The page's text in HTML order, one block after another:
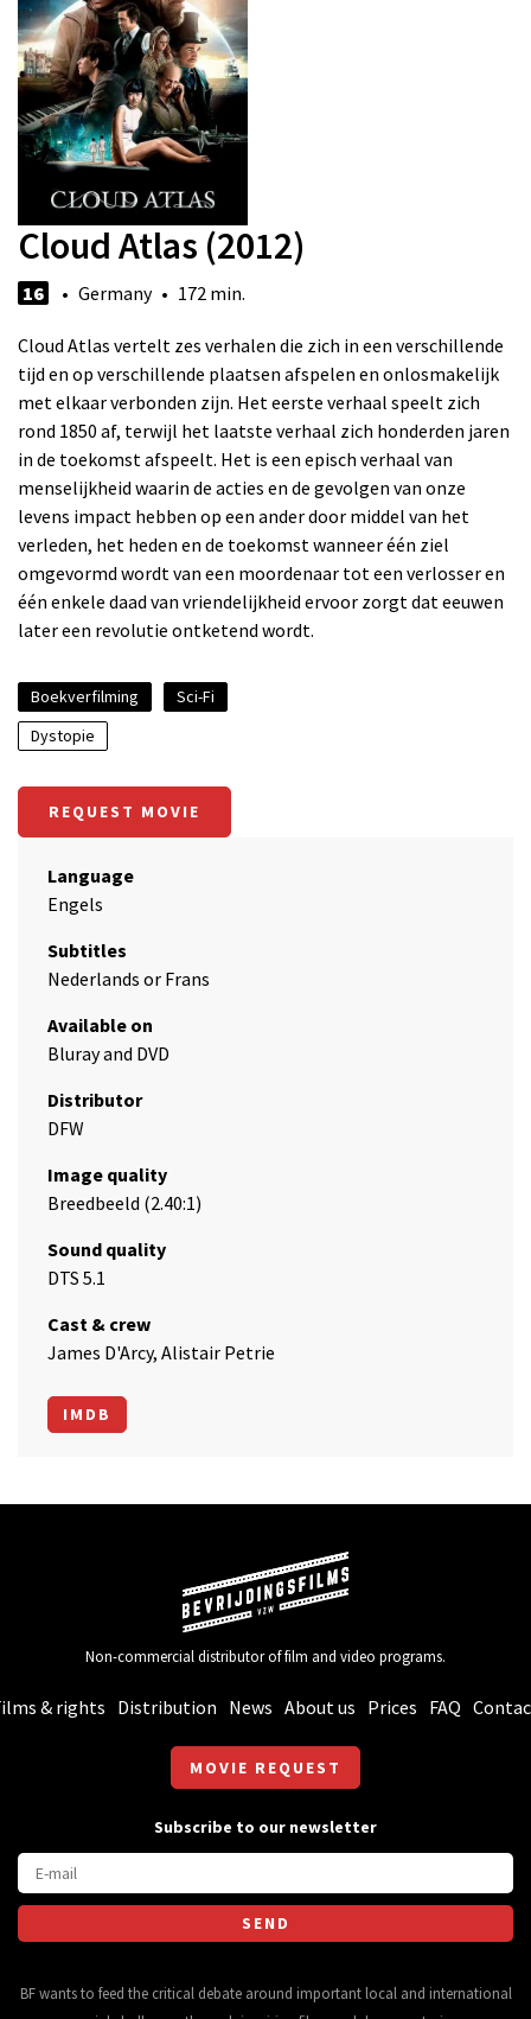
Cloud Atlas (2012)
16 • Germany • 172 min.
Cloud Atlas vertelt zes verhalen die zich in een verschillende
tijd en op verschillende plaatsen afspelen en onlosmakelijk
met elkaar verbonden zijn. Het eerste verhaal speelt zich
rond 1850 af, terwijl het laatste verhaal zich honderden jaren
in de toekomst afspeelt. Het is een episch verhaal van
menselijkheid waarin de acties en de gevolgen van onze
levens impact hebben op een ander door middel van het
verleden, het heden en de toekomst wanneer één ziel
omgevormd wordt van een moordenaar tot een verlosser en
één enkele daad van vriendelijkheid ervoor zorgt dat eeuwen
later een revolutie ontketend wordt.
Boekverfilming
Sci-Fi
Dystopie
REQUEST MOVIE
Language
Engels
Subtitles
Nederlands or Frans
Available on
Bluray and DVD
Distributor
DFW
Image quality
Breedbeeld (2.40:1)
Sound quality
DTS 5.1
Cast & crew
James D'Arcy, Alistair Petrie
IMDB
Non-commercial distributor of film and video programs.
& rights Distribution News About us Prices FAQ
MOVIE REQUEST
Subscribe to our newsletter
BF wants to feed the critical debate around important local and international